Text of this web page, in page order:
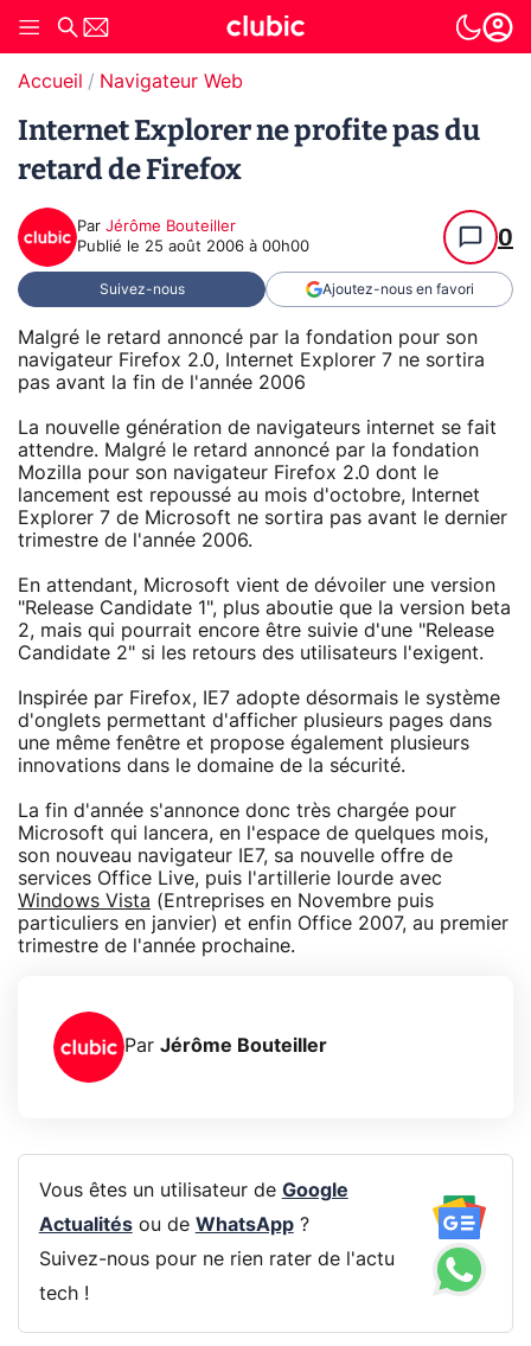
Accueil Navigateur Web
Internet Explorer ne profite pas du
retard de Firefox
Par Jérôme Bouteiller
Publié le 25 août 2006 à 00h00 0
Suivez-nous Ajoutez-nous en favori
Malgré le retard annoncé par la fondation pour son
navigateur Firefox 2.0, Internet Explorer 7 ne sortira
pas avant la fin de l'année 2006
La nouvelle génération de navigateurs internet se fait
attendre. Malgré le retard annoncé par la fondation
Mozilla pour son navigateur Firefox 2.0 dont le
lancement est repoussé au mois d'octobre, Internet
Explorer 7 de Microsoft ne sortira pas avant le dernier
trimestre de l'année 2006.
En attendant, Microsoft vient de dévoiler une version
"Release Candidate 1", plus aboutie que la version beta
2, mais qui pourrait encore être suivie d'une "Release
Candidate 2" si les retours des utilisateurs l'exigent.
Inspirée par Firefox, IE7 adopte désormais le système
d'onglets permettant d'afficher plusieurs pages dans
une même fenêtre et propose également plusieurs
innovations dans le domaine de la sécurité.
La fin d'année s'annonce donc très chargée pour
Microsoft qui lancera, en l'espace de quelques mois,
son nouveau navigateur IE7, sa nouvelle offre de
services Office Live, puis l'artillerie lourde avec
Windows Vista (Entreprises en Novembre puis
particuliers en janvier) et enfin Office 2007, au premier
trimestre de l'année prochaine.
Par Jérôme Bouteiller
Vous êtes un utilisateur de Google
Actualitésou de WhatsApp?
Suivez-nous pour ne rien rater de l'actu
tech !